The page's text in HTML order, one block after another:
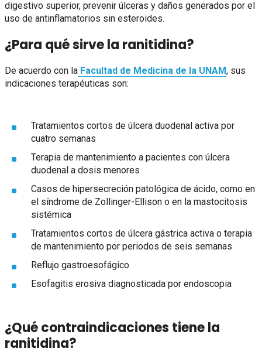
digestivo superior, prevenir úlceras y daños generados por el
uso de antinflamatorios sin esteroides.
¿Para qué sirve la ranitidina?
De acuerdo con la Facultad de Medicina de la UNAM, sus
indicaciones terapéuticas son:
Tratamientos cortos de úlcera duodenal activa por
cuatro semanas
Terapia de mantenimiento a pacientes con úlcera
duodenal a dosis menores
Casos de hipersecreción patológica de ácido, como en
el síndrome de Zollinger-Ellison o en la mastocitosis
sistémica
Tratamientos cortos de úlcera gástrica activa o terapia
de mantenimiento por periodos de seis semanas
Reflujo gastroesofágico
Esofagitis erosiva diagnosticada por endoscopia
¿Qué contraindicaciones tiene la
ranitidina?